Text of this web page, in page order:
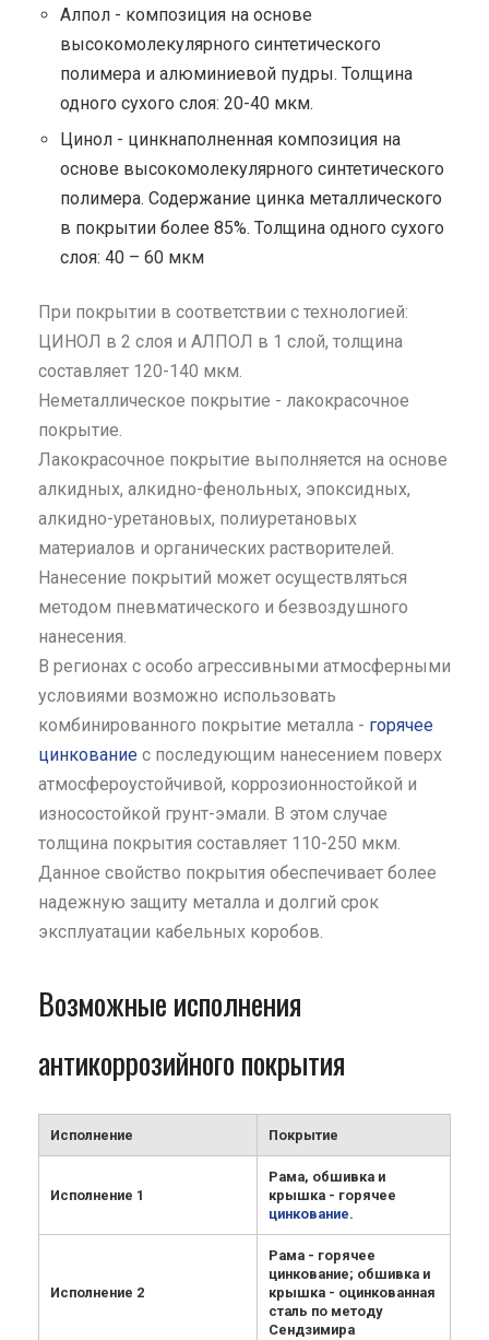
Алпол - композиция на основе
высокомолекулярного синтетического
полимера и алюминиевой пудры. Толщина
одного сухого слоя: 20-40 мкм.
Цинол - цинкнаполненная композиция на
основе высокомолекулярного синтетического
полимера. Содержание цинка металлического
в покрытии более 85%. Толщина одного сухого
слоя: 40 – 60 мкм
При покрытии в соответствии с технологией:
ЦИНОЛ в 2 слоя и АЛПОЛ в 1 слой, толщина
составляет 120-140 мкм.
Неметаллическое покрытие - лакокрасочное
покрытие.
Лакокрасочное покрытие выполняется на основе
алкидных, алкидно-фенольных, эпоксидных,
алкидно-уретановых, полиуретановых
материалов и органических растворителей.
Нанесение покрытий может осуществляться
методом пневматического и безвоздушного
нанесения.
В регионах с особо агрессивными атмосферными
условиями возможно использовать
комбинированного покрытие металла - горячее
цинкование с последующим нанесением поверх
атмосфероустойчивой, коррозионностойкой и
износостойкой грунт-эмали. В этом случае
толщина покрытия составляет 110-250 мкм.
Данное свойство покрытия обеспечивает более
надежную защиту металла и долгий срок
эксплуатации кабельных коробов.
Возможные исполнения
антикоррозийного покрытия
Исполнение Покрытие
Исполнение 1
Рама, обшивка и
крышка - горячее
цинкование.
Исполнение 2
Рама - горячее
цинкование; обшивка и
крышка - оцинкованная
сталь по методу
Сендзимира